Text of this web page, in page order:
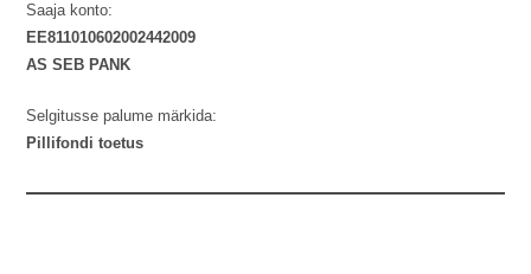
Saaja konto:
EE811010602002442009
AS SEB PANK
Selgitusse palume märkida:
Pillifondi toetus